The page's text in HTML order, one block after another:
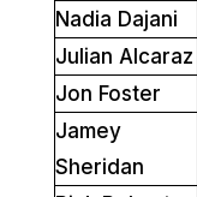
Nadia Dajani
Julian Alcaraz
Jon Foster
Jamey
Sheridan